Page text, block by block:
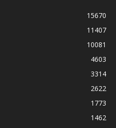
15670
11407
10081
4603
3314
2622
1773
1462